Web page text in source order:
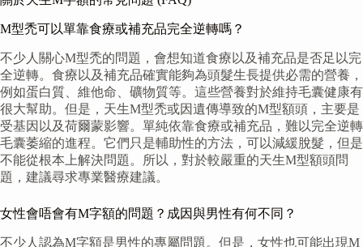
M型禿可以單靠食療或補充品完全逆轉嗎？
不少人關心M型禿的問題，會想知道食療以及補充品是否足以完
全逆轉。食療以及補充品確實能夠為頭髮生長提供必需的營養，
例如蛋白質、維他命、礦物質等。這些營養對於維持毛囊健康有
很大幫助。但是，天生M型禿或因遺傳導致的M型額頭，主要是
受基因以及荷爾蒙影響。單純依靠食療或補充品，難以完全逆轉
毛囊萎縮的進程。它們只是輔助性的方法，可以減緩脫髮，但是
不能從根本上解決問題。所以，對於較嚴重的天生M型額頭問
題，建議尋求專業醫療建議。
女性會唔會有M字額的問題？成因與男性有何不同？
不少人認為M字額是男性的專屬問題。但是，女性也可能出現M